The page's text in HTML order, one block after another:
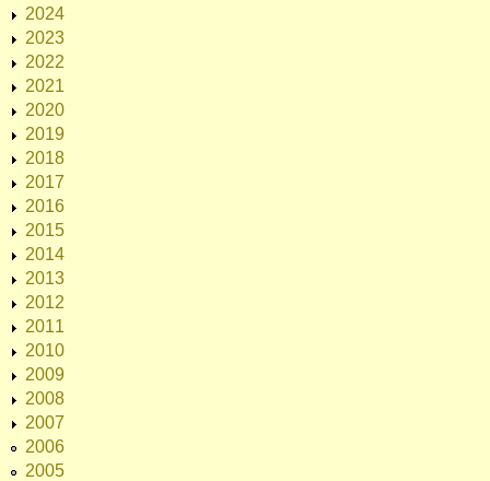
2024
2023
2022
2021
2020
2019
2018
2017
2016
2015
2014
2013
2012
2011
2010
2009
2008
2007
2006
2005